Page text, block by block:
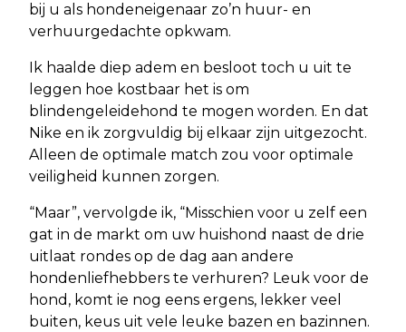
bij u als hondeneigenaar zo’n huur- en
verhuurgedachte opkwam.
Ik haalde diep adem en besloot toch u uit te
leggen hoe kostbaar het is om
blindengeleidehond te mogen worden. En dat
Nike en ik zorgvuldig bij elkaar zijn uitgezocht.
Alleen de optimale match zou voor optimale
veiligheid kunnen zorgen.
“Maar”, vervolgde ik, “Misschien voor u zelf een
gat in de markt om uw huishond naast de drie
uitlaat rondes op de dag aan andere
hondenliefhebbers te verhuren? Leuk voor de
hond, komt ie nog eens ergens, lekker veel
buiten, keus uit vele leuke bazen en bazinnen.